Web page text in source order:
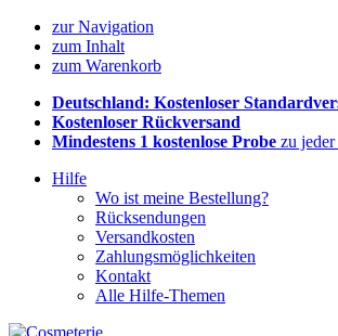
zur Navigation
zum Inhalt
zum Warenkorb
Deutschland: Kostenloser
Kostenloser Rückversand
Mindestens 1 kostenlose Probe zu
Hilfe
Wo ist meine Bestellung?
Rücksendungen
Versandkosten
Zahlungsmöglichkeiten
Kontakt
Alle Hilfe-Themen